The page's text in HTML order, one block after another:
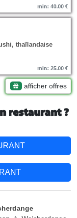
min: 40.00 €
thaïlandaise
min: 25.00 €
afficher offres
restaurant ?